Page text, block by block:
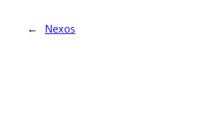
← Nexos